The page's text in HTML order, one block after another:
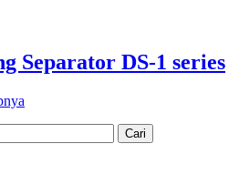
Separator DS-1 series